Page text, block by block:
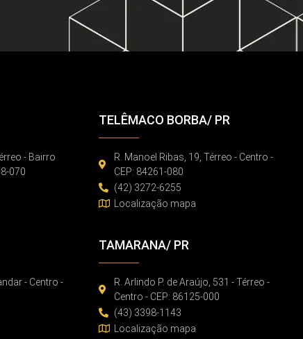
- Bairro
070
- Centro -
TELÊMACO BORBA/ PR
R. Manoel Ribas, 19, Térreo - Centro -
CEP: 84261-080
(42) 3272-6255
Localização mapa
TAMARANA/ PR
R. Arlindo P. de Araújo, 531 - Térreo -
Centro - CEP: 86125-000
(43) 3398-1143
Localização mapa